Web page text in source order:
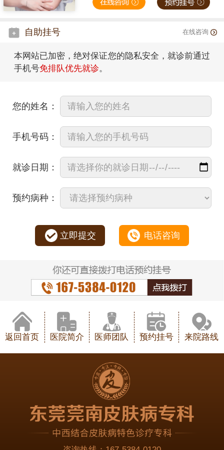
自助挂号 在线咨询
本网站已加密，绝对保证您的隐私安全，就诊前通过
手机号免排队优先就诊。
您的姓名：
手机号码：
就诊日期：
预约病种：
立即提交 电话咨询
返回首页 医院简介 医师团队 预约挂号 来院路线